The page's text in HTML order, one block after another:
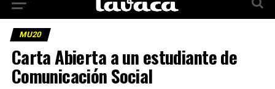
MU20
Carta Abierta a un estudiante de
Comunicación Social